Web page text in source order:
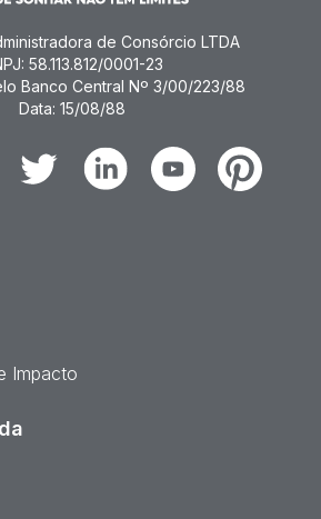
de Consórcio LTDA
58.113.812/0001-23
Banco Central Nº 3/00/223/88
Data: 15/08/88
Twitter LinkedinYoutubePinterest
Impacto